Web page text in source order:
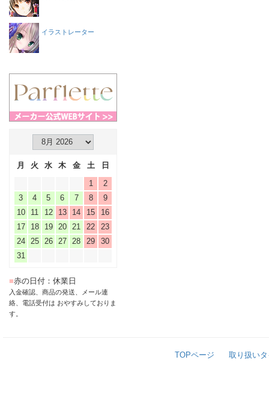
イラストレーター
月 火 水 木 金 土
日
1
2
3
4 5 6 7 8
9
10
11 12 13 14 15
16
17
18 19 20 21 22
23
24
25 26 27 28 29
30
31
■赤の日付：休業日
入金確認、商品の発送、メール連
絡、電話受付は おやすみしておりま
す。
TOPページ 取り扱い